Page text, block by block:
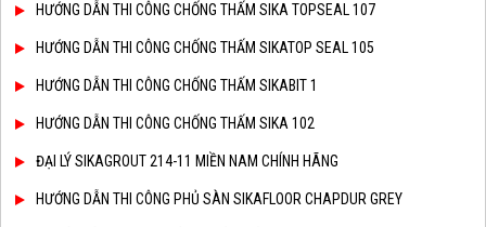
HƯỚNG DẪN THI CÔNG CHỐNG THẤM SIKA TOPSEAL 107
HƯỚNG DẪN THI CÔNG CHỐNG THẤM SIKATOP SEAL 105
HƯỚNG DẪN THI CÔNG CHỐNG THẤM SIKABIT 1
HƯỚNG DẪN THI CÔNG CHỐNG THẤM SIKA 102
ĐẠI LÝ SIKAGROUT 214-11 MIỀN NAM CHÍNH HÃNG
HƯỚNG DẪN THI CÔNG PHỦ SÀN SIKAFLOOR CHAPDUR GREY